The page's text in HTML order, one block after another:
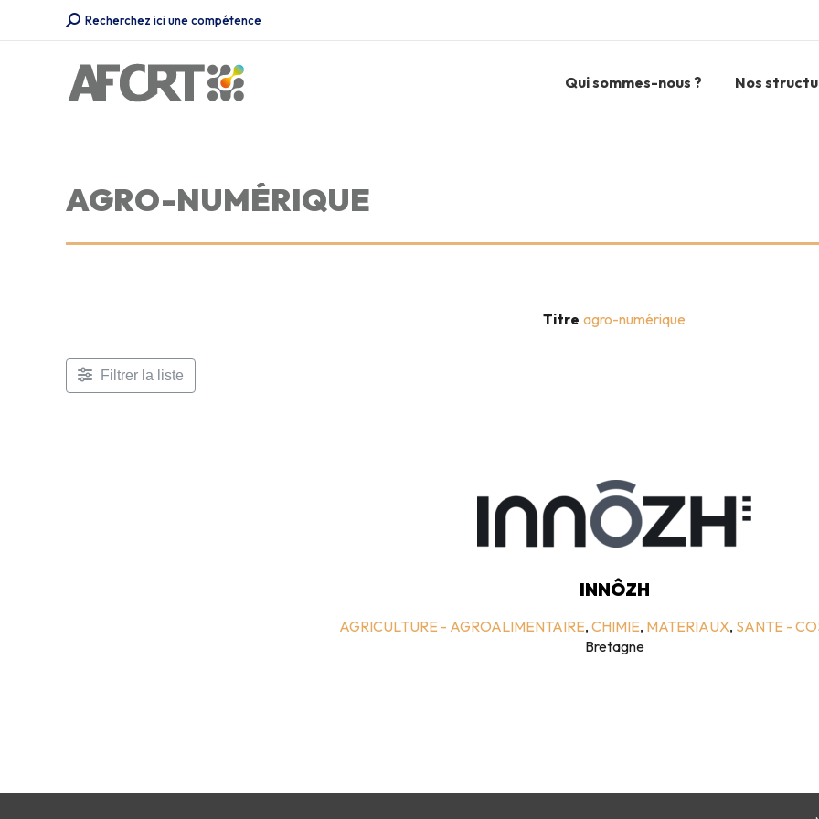
Recherche
Recherchez ici une compétence
Qui sommes-nous ? Nos
AGRO-NUMÉRIQUE
Titre agro-numérique
Filtrer la liste
INNÔZH
AGRICULTURE - AGROALIMENTAIRE, CHIMIE, MATERIAUX, SANTE -
Bretagne